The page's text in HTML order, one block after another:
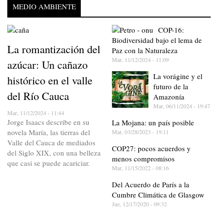
MEDIO AMBIENTE
La romantización del
azúcar: Un cañazo
histórico en el valle
del Río Cauca
Mar, 11/12/2024 - 11:44
Jorge Isaacs describe en su
novela María, las tierras del
Valle del Cauca de mediados
del Siglo XIX, con una belleza
que casi se puede acariciar.
COP-16:
Biodiversidad bajo el lema de
Paz con la Naturaleza
Mar, 11/12/2024 - 11:09
La vorágine y el
futuro de la
Amazonía
Mar, 06/11/2024 - 19:47
La Mojana: un país posible
Mar, 03/28/2023 - 19:11
COP27: pocos acuerdos y
menos compromisos
Mar, 11/15/2022 - 08:16
Del Acuerdo de París a la
Cumbre Climática de Glasgow
Jue, 12/17/2020 - 09:32